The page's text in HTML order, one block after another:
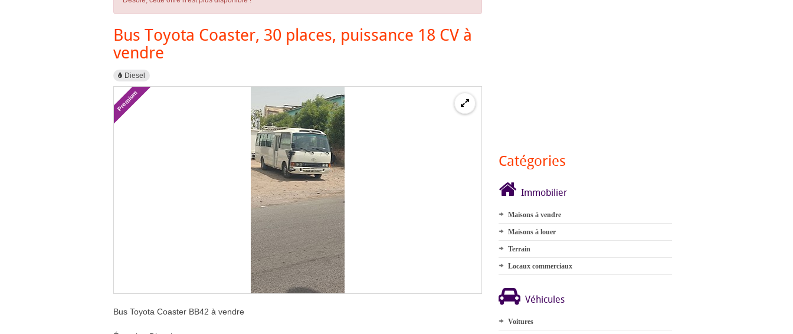
Bus Toyota Coaster, 30 places, puissance 18 CV à
vendre
Diesel
Premium
Bus Toyota Coaster BB42 à vendre
Catégories
Immobilier
Maisons à vendre
Maisons à louer
Terrain
Locaux commerciaux
Véhicules
Voitures